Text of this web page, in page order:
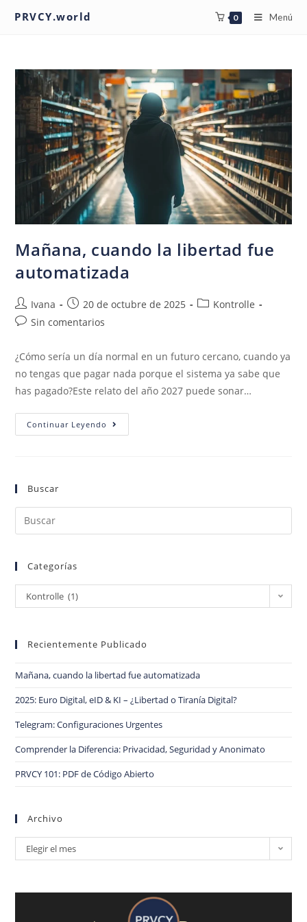
PRVCY.world 0 Menú
Mañana, cuando la libertad fue
automatizada
Ivana 20 de octubre de 2025
Kontrolle
Sin comentarios
¿Cómo sería un día normal en un futuro cercano, cuando ya
no tengas que pagar nada porque el sistema ya sabe que
has pagado?Este relato del año 2027 puede sonar…
Continuar Leyendo
Buscar
Categorías
Kontrolle (1)
Recientemente Publicado
Mañana, cuando la libertad fue automatizada
2025: Euro Digital, eID & KI – ¿Libertad o Tiranía Digital?
Telegram: Configuraciones Urgentes
Comprender la Diferencia: Privacidad, Seguridad y Anonimato
PRVCY 101: PDF de Código Abierto
Archivo
Elegir el mes